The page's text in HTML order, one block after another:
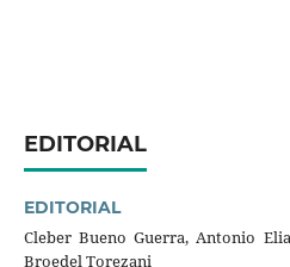
EDITORIAL
EDITORIAL
Cleber Bueno Guerra, Antonio
Broedel Torezani